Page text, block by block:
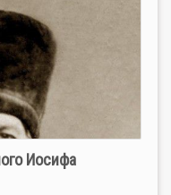
Иосифа